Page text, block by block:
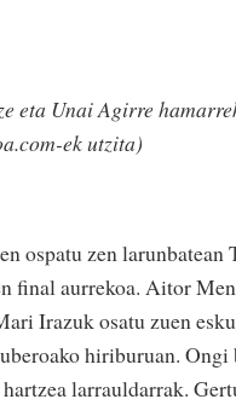
eta Unai Agirre
ek utzita)
ospatu zen larunbatean
final aurrekoa. Aitor
Irazuk osatu zuen
hiriburuan.
larrauldarrak.